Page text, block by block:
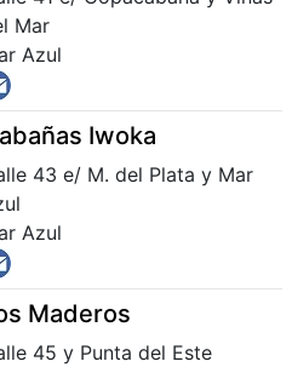
Mar
Azul
Iwoka
43 e/ M. del Plata y Mar
Azul
Maderos
45 y Punta del Este